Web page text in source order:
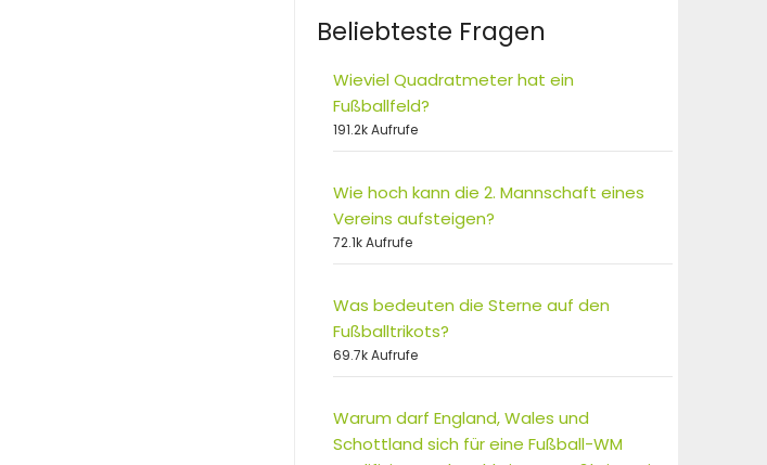
Beliebteste Fragen
Wieviel Quadratmeter hat ein
Fußballfeld?
191.2k Aufrufe
Wie hoch kann die 2. Mannschaft eines
Vereins aufsteigen?
72.1k Aufrufe
Was bedeuten die Sterne auf den
Fußballtrikots?
69.7k Aufrufe
Warum darf England, Wales und
Schottland sich für eine Fußball-WM